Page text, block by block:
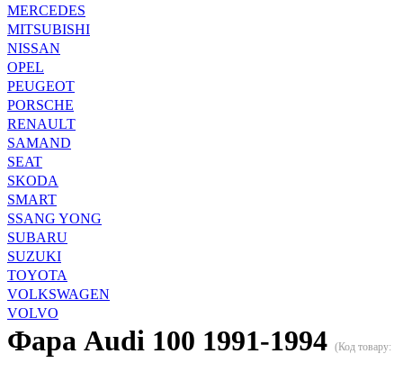
MERCEDES
MITSUBISHI
NISSAN
OPEL
PEUGEOT
PORSCHE
RENAULT
SAMAND
SEAT
SKODA
SMART
SSANG YONG
SUBARU
SUZUKI
TOYOTA
VOLKSWAGEN
VOLVO
Фара Audi 100 1991-1994 (Код товару: